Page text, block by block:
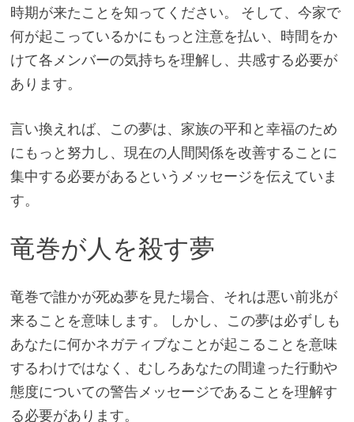
時期が来たことを知ってください。 そして、今家で
何が起こっているかにもっと注意を払い、時間をか
けて各メンバーの気持ちを理解し、共感する必要が
あります。
言い換えれば、この夢は、家族の平和と幸福のため
にもっと努力し、現在の人間関係を改善することに
集中する必要があるというメッセージを伝えていま
す。
竜巻が人を殺す夢
竜巻で誰かが死ぬ夢を見た場合、それは悪い前兆が
来ることを意味します。 しかし、この夢は必ずしも
あなたに何かネガティブなことが起こることを意味
するわけではなく、むしろあなたの間違った行動や
態度についての警告メッセージであることを理解す
る必要があります。